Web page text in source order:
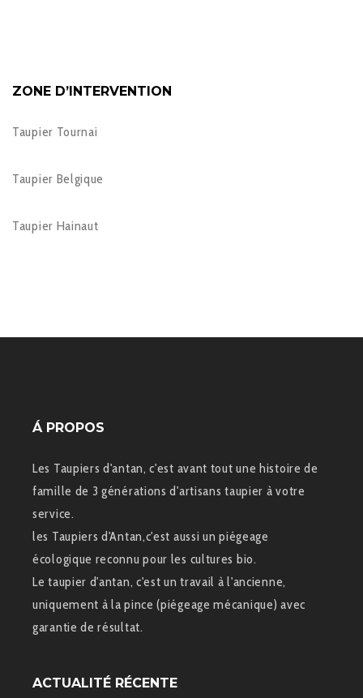
ZONE D’INTERVENTION
Taupier Tournai
Taupier Belgique
Taupier Hainaut
Á PROPOS
Les Taupiers d'antan, c'est avant tout une histoire de
famille de 3 générations d'artisans taupier à votre
service.
les Taupiers d'Antan,c'est aussi un piégeage
écologique reconnu pour les cultures bio.
Le taupier d'antan, c'est un travail à l'ancienne,
uniquement à la pince (piégeage mécanique) avec
garantie de résultat.
ACTUALITÉ RÉCENTE